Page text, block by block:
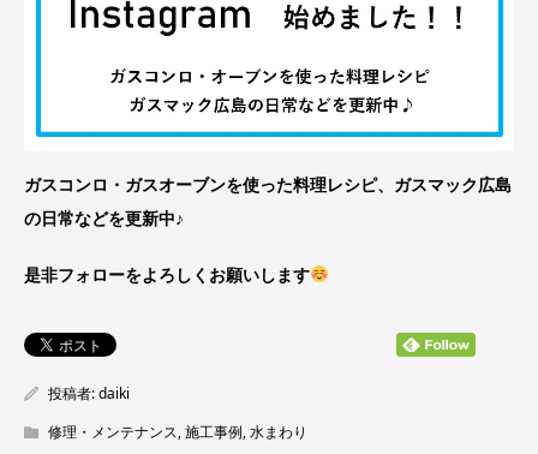
ガスコンロ・ガスオーブンを使った料理レシピ、ガスマック広島
の日常などを更新中♪
是非フォローをよろしくお願いします
投稿者:daiki
修理・メンテナンス,施工事例,水まわり